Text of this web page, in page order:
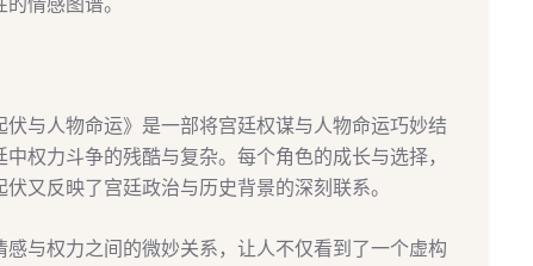
伏与人物命运》是一部将宫廷权谋与人物命运巧妙结
权力斗争的残酷与复杂。每个角色的成长与选择，
又反映了宫廷政治与历史背景的深刻联系。
与权力之间的微妙关系，让人不仅看到了一个虚构